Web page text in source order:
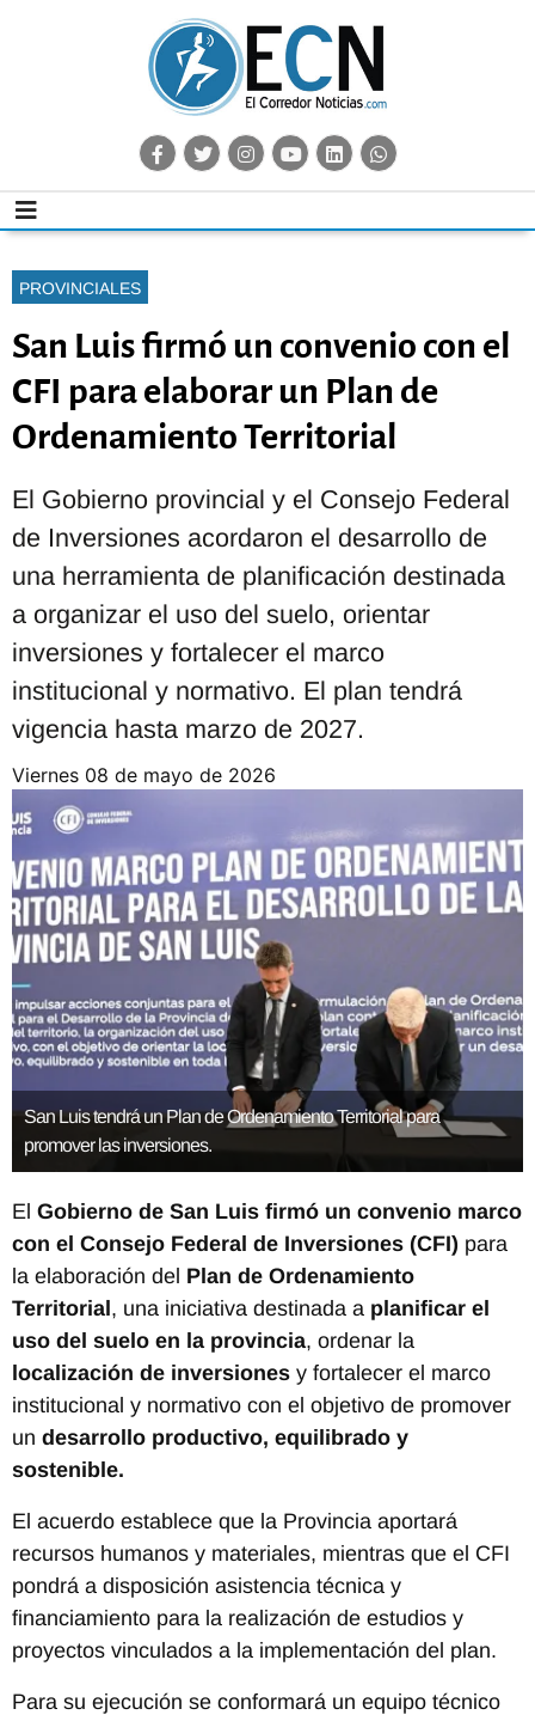
PROVINCIALES
San Luis firmó un convenio con el
CFI para elaborar un Plan de
Ordenamiento Territorial
El Gobierno provincial y el Consejo Federal
de Inversiones acordaron el desarrollo de
una herramienta de planificación destinada
a organizar el uso del suelo, orientar
inversiones y fortalecer el marco
institucional y normativo. El plan tendrá
vigencia hasta marzo de 2027.
viernes 08 de mayo de 2026
San Luis tendrá un Plan de Ordenamiento Territorial para
promover las inversiones.
El Gobierno de San Luis firmó un convenio marco
con el Consejo Federal de Inversiones (CFI) para
la elaboración del Plan de Ordenamiento
Territorial, una iniciativa destinada a planificar el
uso del suelo en la provincia, ordenar la
localización de inversiones y fortalecer el marco
institucional y normativo con el objetivo de promover
un desarrollo productivo, equilibrado y
sostenible.
El acuerdo establece que la Provincia aportará
recursos humanos y materiales, mientras que el CFI
pondrá a disposición asistencia técnica y
financiamiento para la realización de estudios y
proyectos vinculados a la implementación del plan.
Para su ejecución se conformará un equipo técnico